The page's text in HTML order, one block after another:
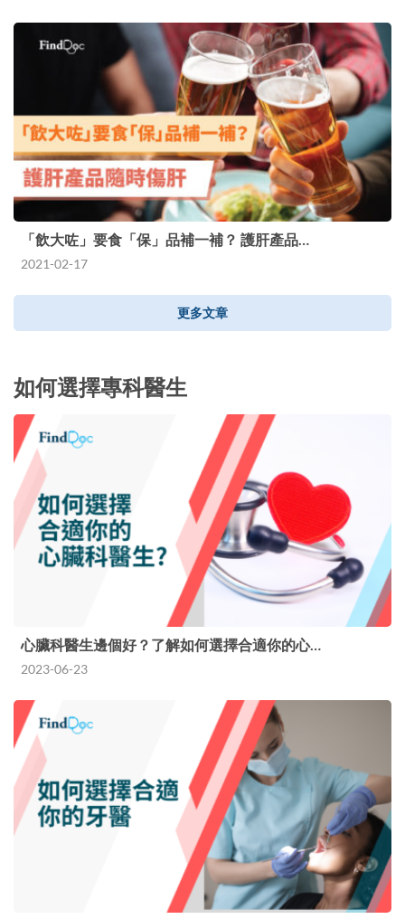
「飲大咗」要食「保」品補一補？ 護肝產品…
2021-02-17
更多文章
如何選擇專科醫生
心臟科醫生邊個好？了解如何選擇合適你的心…
2023-06-23